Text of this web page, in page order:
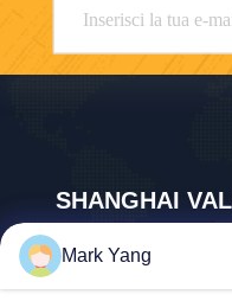
SHANGHAI
Mark Yang